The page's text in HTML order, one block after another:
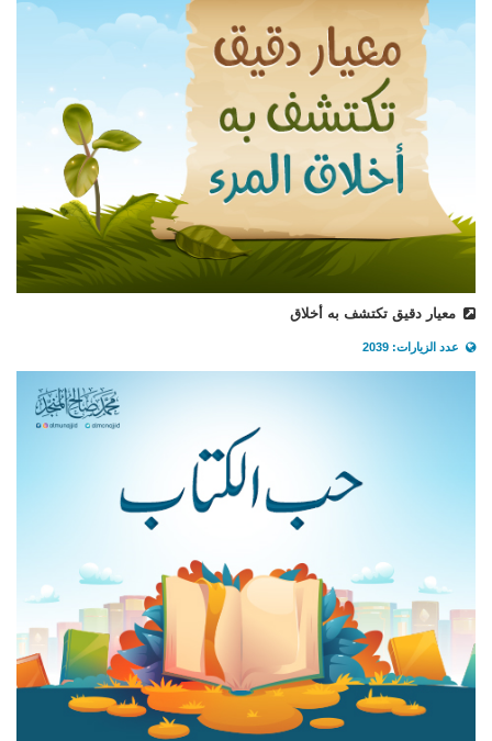
معيار دقيق تكتشف به أخلاق
عدد الزيارات: 2039